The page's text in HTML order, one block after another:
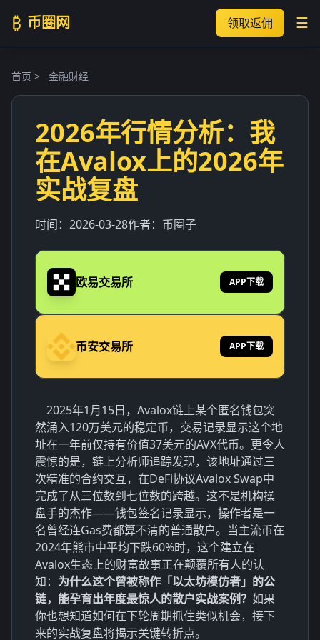
₿ 币圈网 领取返佣 ☰
首页 > 金融财经
2026年行情分析：我
在Avalox上的2026年
实战复盘
时间： 2026-03-28作者： 币圈子
欧易交易所 APP下载
币安交易所 APP下载
2025年1月15日，Avalox链上某个匿名钱包突
然涌入120万美元的稳定币，交易记录显示这个地
址在一年前仅持有价值37美元的AVX代币。更令人
震惊的是，链上分析师追踪发现，该地址通过三
次精准的合约交互，在DeFi协议Avalox Swap中
完成了从三位数到七位数的跨越。这不是机构操
盘手的杰作——钱包签名记录显示，操作者是一
名曾经连Gas费都算不清的普通散户。当主流币在
2024年熊市中平均下跌60%时，这个建立在
Avalox生态上的财富故事正在颠覆所有人的认
知： 为什么这个曾被称作「以太坊模仿者」的公
链，能孕育出年度最惊人的散户实战案例？ 如果
你也想知道如何在下轮周期抓住类似机会，接下
来的实战复盘将揭示关键转折点。